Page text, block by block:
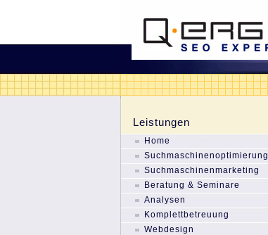
Leistungen
Home
Suchmaschinenoptimierung
Suchmaschinenmarketing
Beratung & Seminare
Analysen
Komplettbetreuung
Webdesign